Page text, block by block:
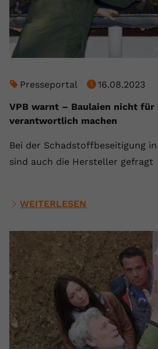
Presseportal
16.08.2023
VPB warnt – Baulaien nicht
verantwortlich machen
Bei der Schadstoffbeseitigung
sind auch die Hersteller gefragt
WEITERLESEN